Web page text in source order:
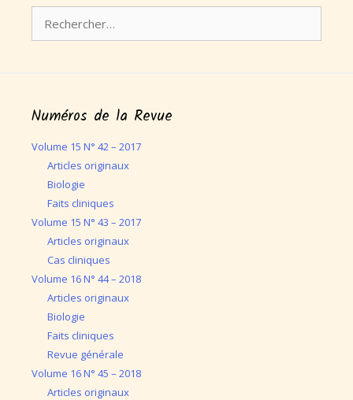
Numéros de la Revue
Volume 15 N° 42 – 2017
Articles originaux
Biologie
Faits cliniques
Volume 15 N° 43 – 2017
Articles originaux
Cas cliniques
Volume 16 N° 44 – 2018
Articles originaux
Biologie
Faits cliniques
Revue générale
Volume 16 N° 45 – 2018
Articles originaux